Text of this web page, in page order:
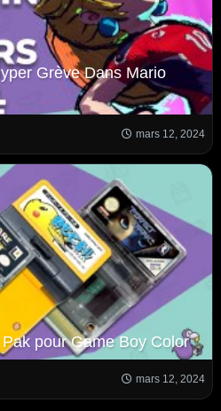
Grève Dans Mario
mars 12, 2024
pour Game Boy Color
mars 12, 2024